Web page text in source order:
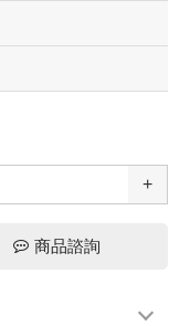
+
商品諮詢